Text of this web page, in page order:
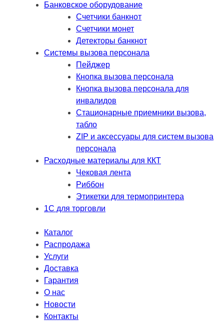
Банковское оборудование
Счетчики банкнот
Счетчики монет
Детекторы банкнот
Системы вызова персонала
Пейджер
Кнопка вызова персонала
Кнопка вызова персонала для
инвалидов
Стационарные приемники вызова,
табло
ZIP и аксессуары для систем вызова
персонала
Расходные материалы для ККТ
Чековая лента
Риббон
Этикетки для термопринтера
1С для торговли
Каталог
Распродажа
Услуги
Доставка
Гарантия
О нас
Новости
Контакты